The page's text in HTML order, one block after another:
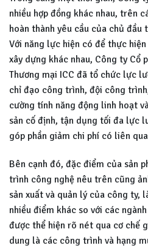
nhiều hợp đồng khác nhau, trên
hoàn thành yêu cầu của chủ
Với năng lực hiện có để thực
xây dựng khác nhau, Công ty Cổ
Thương mại ICC đã tổ chức lực
chỉ đạo công trình, đội công
cường tính năng động linh hoạt
sản cố định, tận dụng tối đa lực
góp phần giảm chi phí có liên
Bên cạnh đó, đặc điểm của sản
trình công nghệ nêu trên cũng
sản xuất và quản lý của công ty,
nhiều điểm khác so với các
được thể hiện rõ nét qua cơ chế
dung là các công trình và hạng